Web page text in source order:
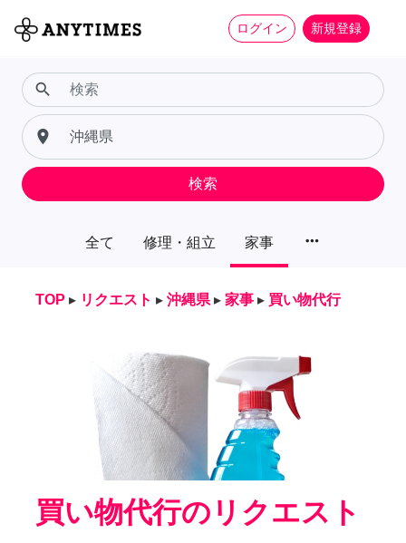
ログイン 新規登録
全て 修理・組立 家事 more_horiz
search
place
検索
TOP ▸ リクエスト ▸ 沖縄県 ▸ 家事 ▸ 買い物代行
買い物代行のリクエスト